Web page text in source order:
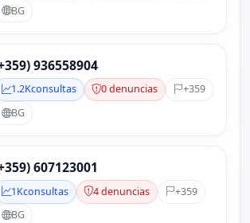
BG
936558904
1.2Kconsultas 0 denuncias
+359
BG
607123001
1Kconsultas 4 denuncias
+359
BG